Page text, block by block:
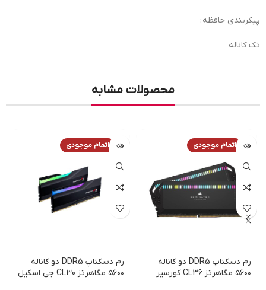
پیکربندی حافظه :
تک کاناله
محصولات مشابه
اتمام موجودی
رم دسکتاپ DDR5 دو کاناله
۵۶۰۰ مگاهرتز CL36 کورسیر
اتمام موجودی
رم دسکتاپ DDR5 دو کاناله
۵۶۰۰ مگاهرتز CL30 جی اسکیل